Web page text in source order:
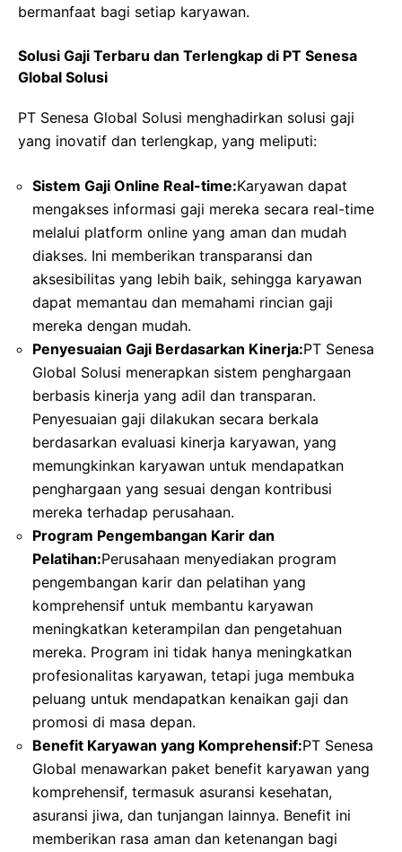
bermanfaat bagi setiap karyawan.
Solusi Gaji Terbaru dan Terlengkap di PT Senesa
Global Solusi
PT Senesa Global Solusi menghadirkan solusi gaji
yang inovatif dan terlengkap, yang meliputi:
Sistem Gaji Online Real-time:Karyawan dapat
mengakses informasi gaji mereka secara real-time
melalui platform online yang aman dan mudah
diakses. Ini memberikan transparansi dan
aksesibilitas yang lebih baik, sehingga karyawan
dapat memantau dan memahami rincian gaji
mereka dengan mudah.
Penyesuaian Gaji Berdasarkan Kinerja:PT Senesa
Global Solusi menerapkan sistem penghargaan
berbasis kinerja yang adil dan transparan.
Penyesuaian gaji dilakukan secara berkala
berdasarkan evaluasi kinerja karyawan, yang
memungkinkan karyawan untuk mendapatkan
penghargaan yang sesuai dengan kontribusi
mereka terhadap perusahaan.
Program Pengembangan Karir dan
Pelatihan:Perusahaan menyediakan program
pengembangan karir dan pelatihan yang
komprehensif untuk membantu karyawan
meningkatkan keterampilan dan pengetahuan
mereka. Program ini tidak hanya meningkatkan
profesionalitas karyawan, tetapi juga membuka
peluang untuk mendapatkan kenaikan gaji dan
promosi di masa depan.
Benefit Karyawan yang Komprehensif:PT Senesa
Global menawarkan paket benefit karyawan yang
komprehensif, termasuk asuransi kesehatan,
asuransi jiwa, dan tunjangan lainnya. Benefit ini
memberikan rasa aman dan ketenangan bagi